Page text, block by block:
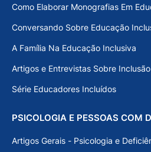
Como Elaborar Monografias Em
Conversando Sobre Educação
A Família Na Educação Inclusiva
Artigos e Entrevistas Sobre Inclusão
Série Educadores Incluídos
PSICOLOGIA E PESSOAS COM
Artigos Gerais - Psicologia e